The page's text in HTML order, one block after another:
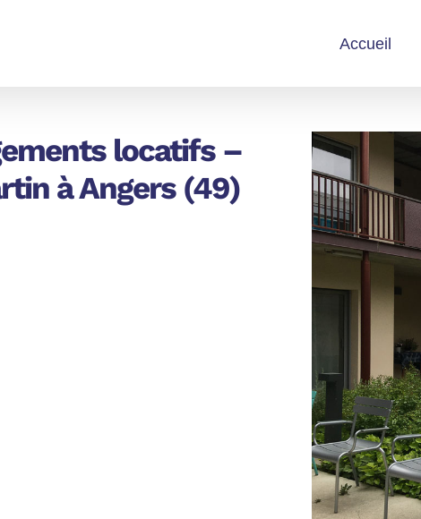
Accueil
locatifs –
à Angers (49)